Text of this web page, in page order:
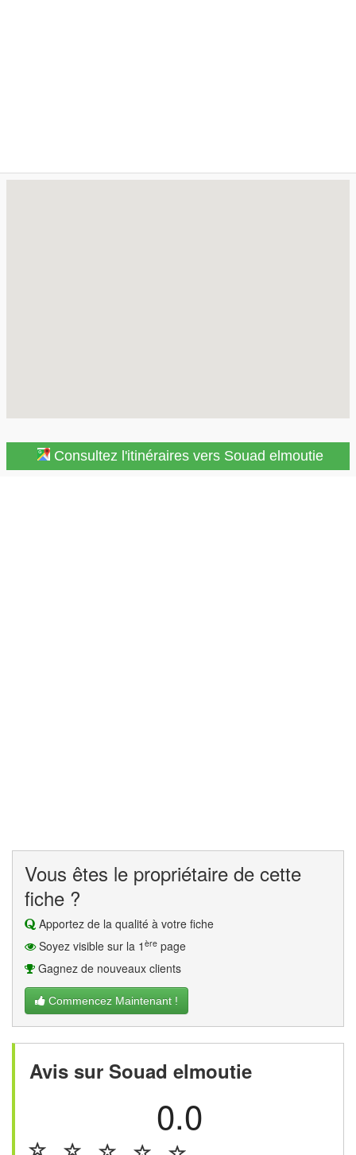
Consultez l'itinéraires vers Souad elmoutie
Vous êtes le propriétaire de cette
fiche ?
Apportez de la qualité à votre fiche
Soyez visible sur la 1 ère page
Gagnez de nouveaux clients
Commencez Maintenant !
Avis sur Souad elmoutie
0.0